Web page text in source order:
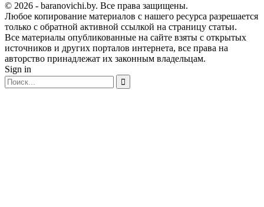
© 2026 - baranovichi.by. Все права защищены.
Любое копирование материалов с нашего ресурса разрешается
только с обратной активной ссылкой на страницу статьи.
Все материалы опубликованные на сайте взяты с открытых
источников и других порталов интернета, все права на
авторство принадлежат их законным владельцам.
Sign in